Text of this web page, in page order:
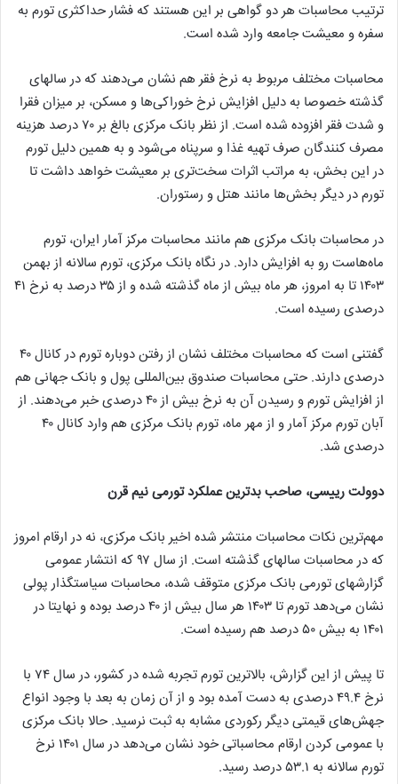
ترتیب محاسبات هر دو گواهی بر این هستند که فشار حداکثری تورم به
سفره و معیشت جامعه وارد شده است.
محاسبات مختلف مربوط به نرخ فقر هم نشان می‌دهند که در سالهای
گذشته خصوصا به دلیل افزایش نرخ خوراکی‌ها و مسکن، بر میزان فقرا
و شدت فقر افزوده شده است. از نظر بانک مرکزی بالغ بر ۷۰ درصد هزینه
مصرف کنندگان صرف تهیه غذا و سرپناه می‌شود و به همین دلیل تورم
در این بخش، به مراتب اثرات سخت‌تری بر معیشت خواهد داشت تا
تورم در دیگر بخش‌ها مانند هتل و رستوران.
در محاسبات بانک مرکزی هم مانند محاسبات مرکز آمار ایران، تورم
ماه‌هاست رو به افزایش دارد. در نگاه بانک مرکزی، تورم سالانه از بهمن
۱۴۰۳ تا به امروز، هر ماه بیش از ماه گذشته شده و از ۳۵ درصد به نرخ ۴۱
درصدی رسیده است.
گفتنی است که محاسبات مختلف نشان از رفتن دوباره تورم در کانال ۴۰
درصدی دارند. حتی محاسبات صندوق بین‌المللی پول و بانک جهانی هم
از افزایش تورم و رسیدن آن به نرخ بیش از ۴۰ درصدی خبر می‌دهند. از
آبان تورم مرکز آمار و از مهر ماه، تورم بانک مرکزی هم وارد کانال ۴۰
درصدی شد.
دوولت رییسی، صاحب بدترین عملکرد تورمی نیم قرن
مهم‌ترین نکات محاسبات منتشر شده اخیر بانک مرکزی، نه در ارقام امروز
که در محاسبات سالهای گذشته است. از سال ۹۷ که انتشار عمومی
گزارشهای تورمی بانک مرکزی متوقف شده، محاسبات سیاستگذار پولی
نشان می‌دهد تورم تا ۱۴۰۳ هر سال بیش از ۴۰ درصد بوده و نهایتا در
۱۴۰۱ به بیش ۵۰ درصد هم رسیده است.
تا پیش از این گزارش، بالاترین تورم تجربه شده در کشور، در سال ۷۴ با
نرخ ۴۹.۴ درصدی به دست آمده بود و از آن زمان به بعد با وجود انواع
جهش‌های قیمتی دیگر رکوردی مشابه به ثبت نرسید. حالا بانک مرکزی
با عمومی کردن ارقام محاسباتی خود نشان می‌دهد در سال ۱۴۰۱ نرخ
تورم سالانه به ۵۳.۱ درصد رسید.